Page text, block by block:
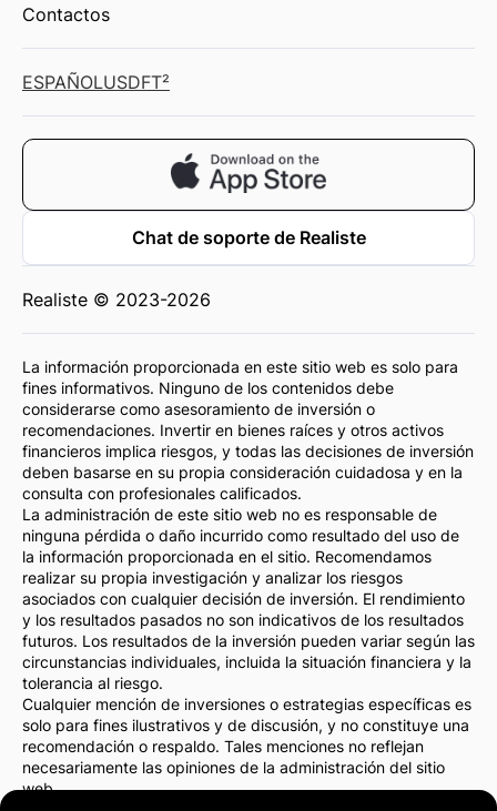
Contactos
ESPAÑOLUSDFT²
Chat de soporte de Realiste
Realiste © 2023-2026
La información proporcionada en este sitio web es solo para
fines informativos. Ninguno de los contenidos debe
considerarse como asesoramiento de inversión o
recomendaciones. Invertir en bienes raíces y otros activos
financieros implica riesgos, y todas las decisiones de inversión
deben basarse en su propia consideración cuidadosa y en la
consulta con profesionales calificados.
La administración de este sitio web no es responsable de
ninguna pérdida o daño incurrido como resultado del uso de
la información proporcionada en el sitio. Recomendamos
realizar su propia investigación y analizar los riesgos
asociados con cualquier decisión de inversión. El rendimiento
y los resultados pasados no son indicativos de los resultados
futuros. Los resultados de la inversión pueden variar según las
circunstancias individuales, incluida la situación financiera y la
tolerancia al riesgo.
Cualquier mención de inversiones o estrategias específicas es
solo para fines ilustrativos y de discusión, y no constituye una
recomendación o respaldo. Tales menciones no reflejan
necesariamente las opiniones de la administración del sitio
web.